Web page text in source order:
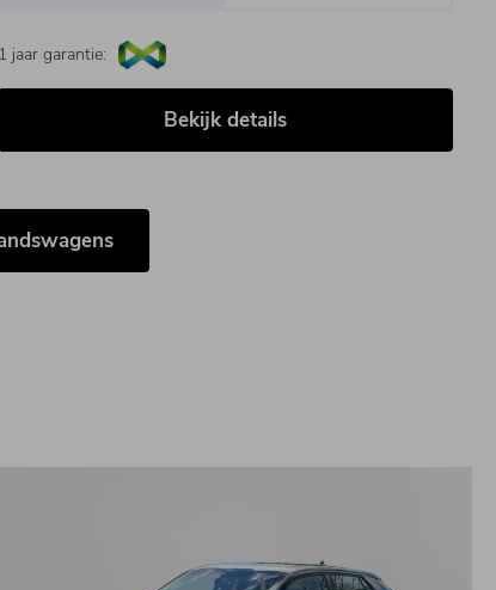
1 jaar garantie:
Bekijk details